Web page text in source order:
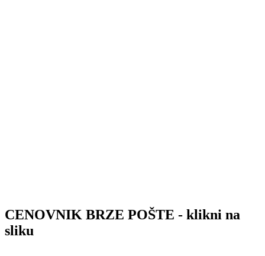
CENOVNIK BRZE POŠTE - klikni na
sliku